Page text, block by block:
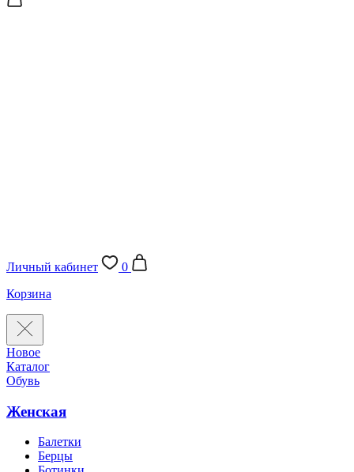
Личный кабинет
0
Корзина
Новое
Каталог
Обувь
Женская
Балетки
Берцы